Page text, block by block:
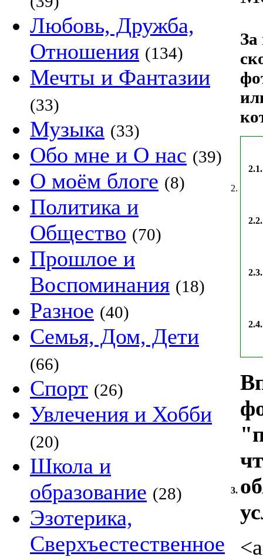
Любовь, Дружба,
Отношения (134)
Мечты и Фантазии
(33)
Музыка (33)
Обо мне и О нас (39)
О моём блоге (8)
Политика и
Общество (70)
Прошлое и
Воспоминания (18)
Разное (40)
Семья, Дом, Дети
(66)
Спорт (26)
Увлечения и Хобби
(20)
Школа и
образование (28)
Эзотерика,
Сверхъестественное
2.
За
2.1.
2.2.
2.3.
2.4.
3.